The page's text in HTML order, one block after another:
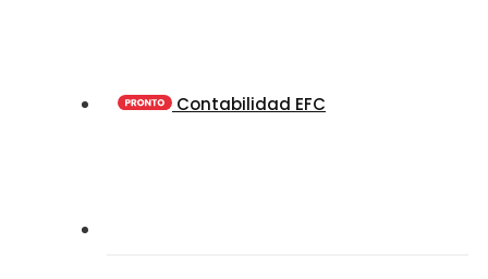
Contabilidad EFC